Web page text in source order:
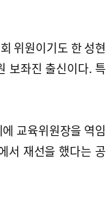
위원이기도 한 성현
보좌진 출신이다. 특
교육위원장을 역임
서 재선을 했다는 공